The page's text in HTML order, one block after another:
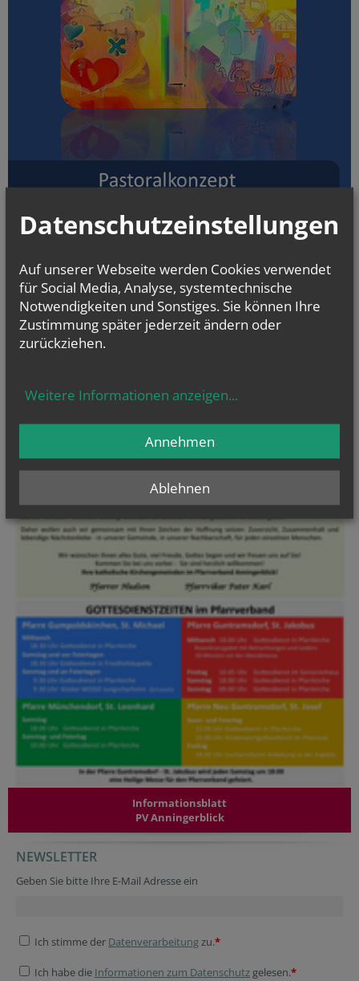
Informationsblatt
PV Anningerblick
Website
URL
Secondary phone
NEWSLETTER
Geben Sie bitte Ihre E-Mail Adresse ein
Ich stimme der Datenverarbeitungzu.*
Ich habe die Informationen zum Datenschutz gelesen.*
Datenschutzeinstellungen
Auf unserer Webseite werden Cookies verwendet
für Social Media, Analyse, systemtechnische
Notwendigkeiten und Sonstiges. Sie können Ihre
Zustimmung später jederzeit ändern oder
zurückziehen.
Weitere Informationen anzeigen...
Ablehnen
Annehmen